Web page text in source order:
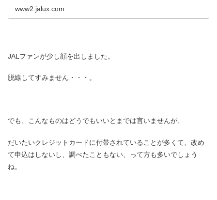
www2.jalux.com
JALファンが少し顔を出しました。
脱線してすみません・・・。
でも、こんなものはどうでもいいとまでは言いませんが、
だいたいクレジットカードに付帯されていることが多くて、改め
て申込はしないし、調べたこともない、って方も多いでしょう
ね。